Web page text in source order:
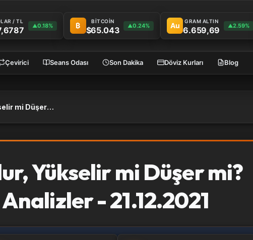
/ TL
▲0.18% ₿ BİTCOİN
$65.043 ▲0.24% Au GRAM ALTIN
6.659,69 ▲2.59%
Çevirici Seans Odası Son Dakika Döviz Kurları Blog
Altın Fiyatı Ne Olur, Yükselir mi Düşer mi? Güncel Yorum ve Analizler - 21.12.2021
Yükselir mi Düşer mi?
- 21.12.2021